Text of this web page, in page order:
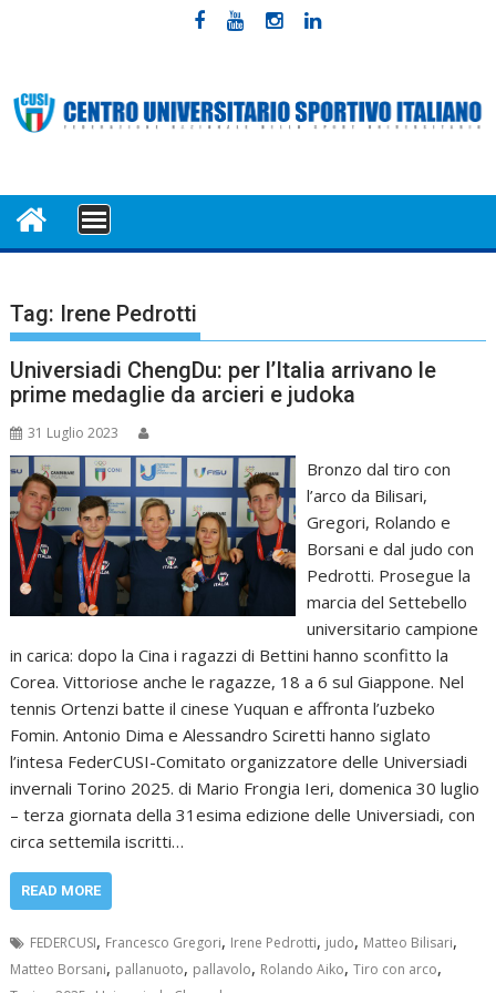
MENU
Tag: Irene Pedrotti
Universiadi ChengDu: per l’Italia arrivano le
prime medaglie da arcieri e judoka
31 Luglio 2023
Bronzo dal tiro con
l’arco da Bilisari,
Gregori, Rolando e
Borsani e dal judo con
Pedrotti. Prosegue la
marcia del Settebello
universitario campione
in carica: dopo la Cina i ragazzi di Bettini hanno sconfitto la
Corea. Vittoriose anche le ragazze, 18 a 6 sul Giappone. Nel
tennis Ortenzi batte il cinese Yuquan e affronta l’uzbeko
Fomin. Antonio Dima e Alessandro Sciretti hanno siglato
l’intesa FederCUSI-Comitato organizzatore delle Universiadi
invernali Torino 2025. di Mario Frongia Ieri, domenica 30 luglio
– terza giornata della 31esima edizione delle Universiadi, con
circa settemila iscritti…
READ MORE
FEDERCUSI, Francesco Gregori, Irene Pedrotti, judo, Matteo Bilisari,
Matteo Borsani, pallanuoto, pallavolo, Rolando Aiko,Tiro con arco,